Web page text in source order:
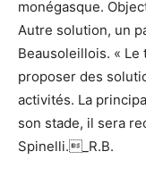
monégasque.
Autre solution, un
Beausoleillois. « Le
proposer des
activités. La
son stade, il sera
Spinelli._R.B.